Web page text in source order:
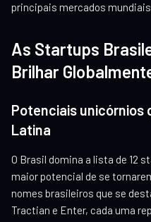
principais mercados
As Startups
Brilhar
Potenciais unicórnios
Latina
O Brasil domina a lista de 12
maior potencial de se
nomes brasileiros que se
Tractian e Enter, cada uma